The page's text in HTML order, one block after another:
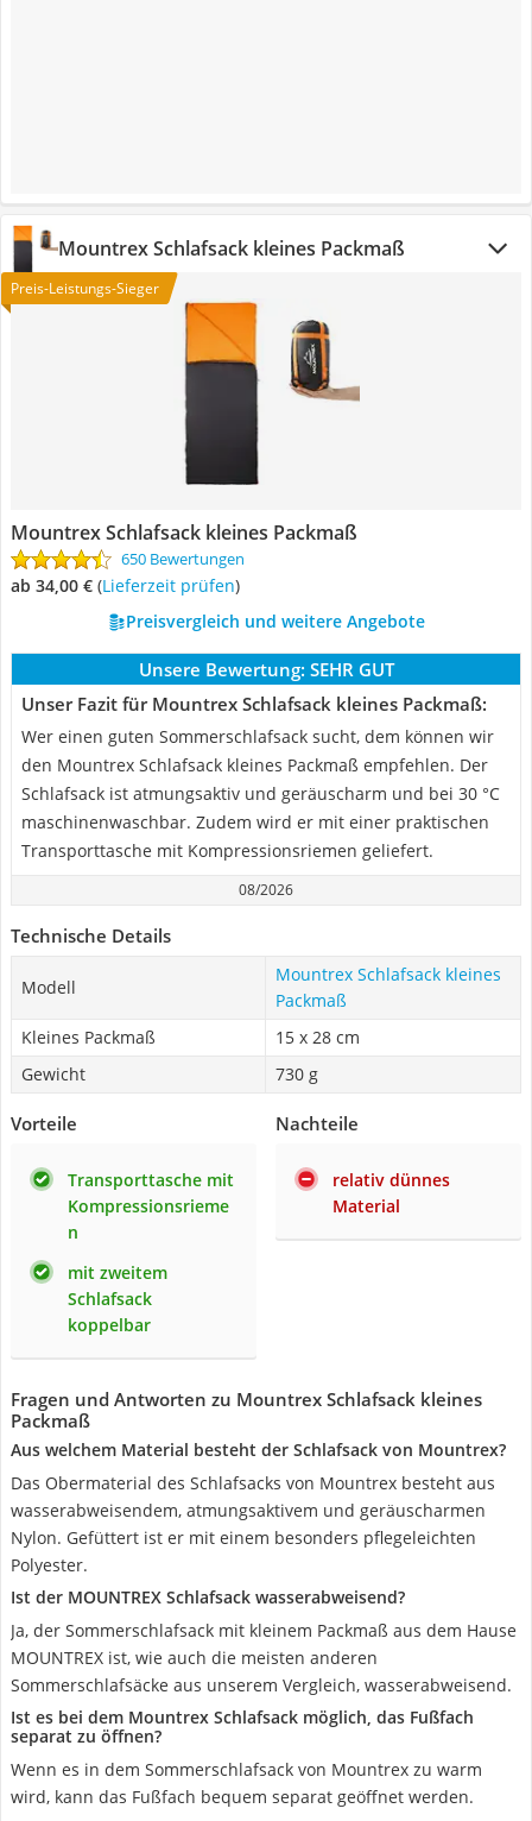
Mountrex Schlafsack kleines Packmaß
Preis-Leistungs-Sieger
Mountrex Schlafsack kleines Packmaß
650 Bewertungen
ab 34,00 € (Lieferzeit prüfen)
Preisvergleich und weitere Angebote
Unsere Bewertung: SEHR GUT
Unser Fazit für Mountrex Schlafsack kleines Packmaß:
Wer einen guten Sommerschlafsack sucht, dem können wir
den Mountrex Schlafsack kleines Packmaß empfehlen. Der
Schlafsack ist atmungsaktiv und geräuscharm und bei 30 °C
maschinenwaschbar. Zudem wird er mit einer praktischen
Transporttasche mit Kompressionsriemen geliefert.
08/2026
Technische Details
Modell
Mountrex Schlafsack kleines
Packmaß
Kleines Packmaß
15 x 28 cm
Gewicht
730 g
Vorteile
Transporttasche mit
Kompressionsrieme
n
mit zweitem
Schlafsack
koppelbar
Nachteile
relativ dünnes
Material
Fragen und Antworten zu Mountrex Schlafsack kleines
Packmaß
Aus welchem Material besteht der Schlafsack von Mountrex?
Das Obermaterial des Schlafsacks von Mountrex besteht aus
wasserabweisendem, atmungsaktivem und geräuscharmen
Nylon. Gefüttert ist er mit einem besonders pflegeleichten
Polyester.
Ist der MOUNTREX Schlafsack wasserabweisend?
Ja, der Sommerschlafsack mit kleinem Packmaß aus dem Hause
MOUNTREX ist, wie auch die meisten anderen
Sommerschlafsäcke aus unserem Vergleich, wasserabweisend.
Ist es bei dem Mountrex Schlafsack möglich, das Fußfach
separat zu öffnen?
Wenn es in dem Sommerschlafsack von Mountrex zu warm
wird, kann das Fußfach bequem separat geöffnet werden.